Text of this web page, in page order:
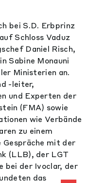
bei S.D. Erbprinz
Schloss Vaduz
Daniel Risch,
Sabine Monauni
Ministerien an.
-leiter,
und Experten der
(FMA) sowie
wie Verbände
zu einem
Gespräche mit der
(LLB), der LGT
bei der Ivoclar, der
das